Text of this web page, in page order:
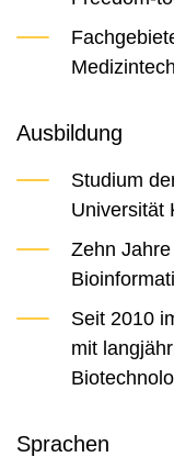
Ausbildung
Studium
Universität
Zehn
Seit 2010
mit
Sprachen